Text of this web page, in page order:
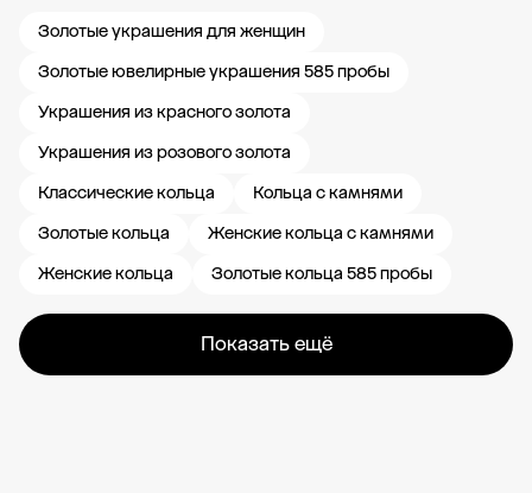
Золотые украшения для женщин
Золотые ювелирные украшения 585 пробы
Украшения из красного золота
Украшения из розового золота
Классические кольца
Кольца с камнями
Золотые кольца
Женские кольца с камнями
Женские кольца
Золотые кольца 585 пробы
Показать ещё